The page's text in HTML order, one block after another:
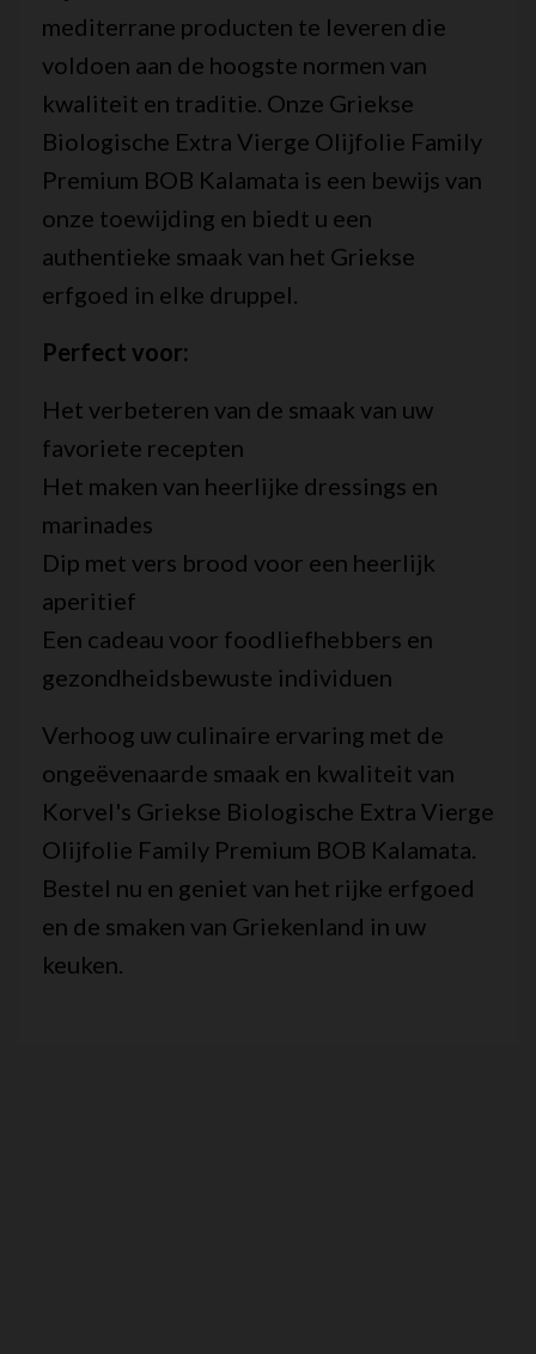
mediterrane producten te leveren die
voldoen aan de hoogste normen van
kwaliteit en traditie. Onze Griekse
Biologische Extra Vierge Olijfolie Family
Premium BOB Kalamata is een bewijs van
onze toewijding en biedt u een
authentieke smaak van het Griekse
erfgoed in elke druppel.
Perfect voor:
Het verbeteren van de smaak van uw
favoriete recepten
Het maken van heerlijke dressings en
marinades
Dip met vers brood voor een heerlijk
aperitief
Een cadeau voor foodliefhebbers en
gezondheidsbewuste individuen
Verhoog uw culinaire ervaring met de
ongeëvenaarde smaak en kwaliteit van
Korvel's Griekse Biologische Extra Vierge
Olijfolie Family Premium BOB Kalamata.
Bestel nu en geniet van het rijke erfgoed
en de smaken van Griekenland in uw
keuken.